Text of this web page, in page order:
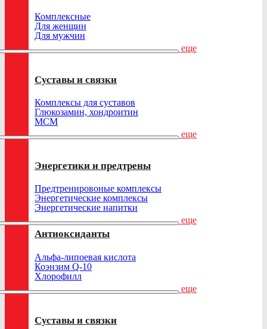
Комплексные
Для женщин
Для мужчин
еще
Суставы и связки
Комплексы для суставов
Глюкозамин, хондроитин
МСМ
еще
Энергетики и предтрены
Предтренировоные комплексы
Энергетические комплексы
Энергетические напитки
еще
Антиоксиданты
Альфа-липоевая кислота
Коэнзим Q-10
Хлорофилл
еще
Суставы и связки